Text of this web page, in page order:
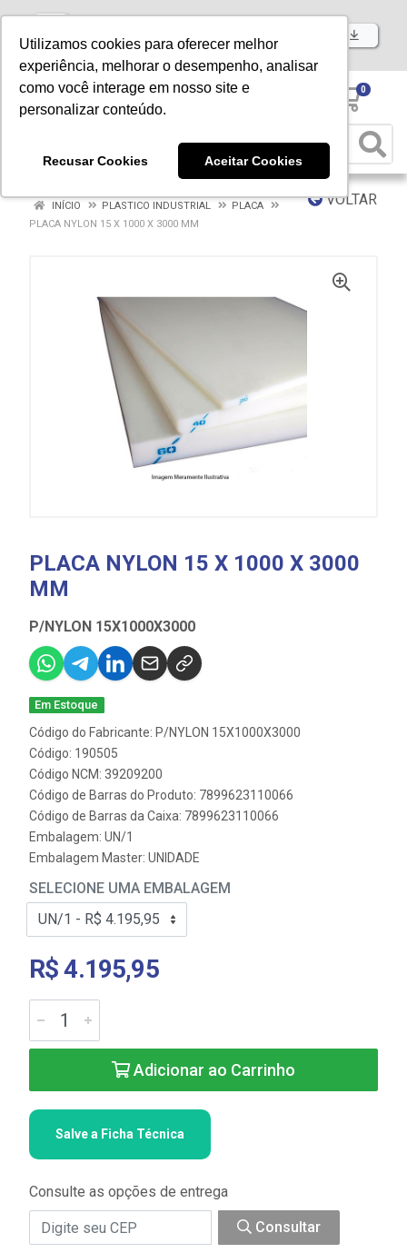
Utilizamos cookies para oferecer melhor
experiência, melhorar o desempenho, analisar
como você interage em nosso site e
personalizar conteúdo.
Recusar Cookies Aceitar Cookies
Baixe já nosso APP
0
VOLTAR
INÍCIO PLASTICO INDUSTRIAL
PLACA
PLACA NYLON 15 X 1000 X 3000 MM
PLACA NYLON 15 X 1000 X 3000
MM
P/NYLON 15X1000X3000
Em Estoque
Código do Fabricante: P/NYLON 15X1000X3000
Código: 190505
Código NCM: 39209200
Código de Barras do Produto: 7899623110066
Código de Barras da Caixa: 7899623110066
Embalagem: UN/1
Embalagem Master: UNIDADE
SELECIONE UMA EMBALAGEM
R$ 4.195,95
Adicionar ao Carrinho
Salve a Ficha Técnica
Consulte as opções de entrega
Consultar